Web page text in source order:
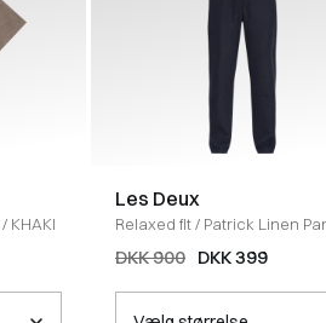
/ KHAKI
Les Deux
Relaxed fit/ Patrick Linen
DARK NAVY
DKK 900 DKK 399